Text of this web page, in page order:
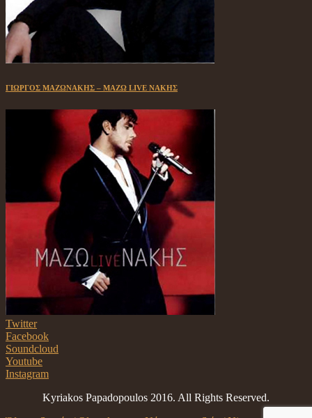
ΓΙΩΡΓΟΣ ΜΑΖΩΝΑΚΗΣ – ΜΑΖΩ LIVE ΝΑΚΗΣ
Twitter
Facebook
Soundcloud
Youtube
Instagram
Kyriakos Papadopoulos 2016. All Rights Reserved.